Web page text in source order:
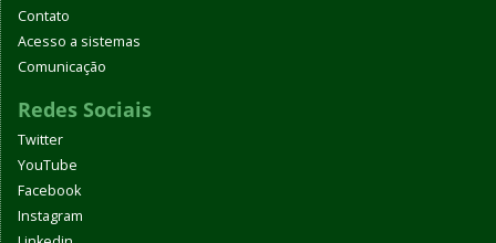
Contato
Acesso a sistemas
Comunicação
Redes Sociais
Twitter
YouTube
Facebook
Instagram